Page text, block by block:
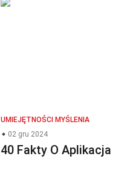
UMIEJĘTNOŚCI MYŚLENIA
02 gru 2024
40 Fakty O Aplikacja